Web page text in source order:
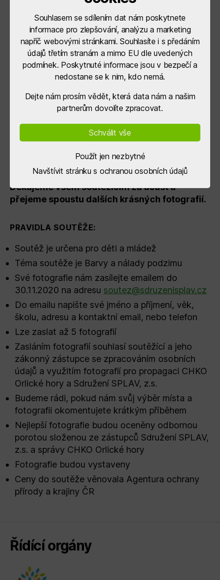
Soutěžní fotografie, seřazené podle počtu bodů,
si můžete prohlédnout
Děkujeme všem soutěžícím za účast a
přejeme spoustu dalších krásných fotografií.
PRAVIDLA SOUTĚŽE:
Soutěž je určena pro děti a mládež
Téma soutěže je Barvy a nálady podzimu
Své fotografie nám zasílejte emailem do
30.11.2020 na adresu soutez@sdruzenisplav.cz
Do emailu napište své jméno a příjmení, věk,
školu, adresu a kontaktní email, nebo telefon
Lze zaslat až 5 fotografií
Zasláním fotografií souhlasí soutěžící a jeho
zákonný zástupce se zpracováním osobních
údajů a využitím fotografií pro propagaci CHKO
Orlické hory a Sdružení SPLAV, z.s.
Budeme rádi, pokud nám svůj výběr místa a
fotografii okomentujete krátkým příběhem
Nejlepší fotografie budou oceněny odbornou
porotou složenou ze zástupců Sdružení SPLAV,
z.s. a správy CHKO Orlické hory
Fotografie budou vystaveny
Ceny do soutěže věnovala Agentura ochrany
přírody a krajiny ČR
Řídící orgány
Souhlasem se sdílením dat nám poskytnete
informace pro zlepšování, analýzu a marketing
napříč webovými stránkami. Souhlasíte i s předáním
údajů třetím stranám a mimo EU dle uvedených
podmínek. Poskytnuté informace jsou v bezpečí a
nedostane se k nim, kdo nemá.
Dejte nám prosím vědět, která data nám a našim
partnerům dovolíte zpracovat.
Schválit vše
Použít jen nezbytné
Navštívit stránku s ochranou osobních údajů